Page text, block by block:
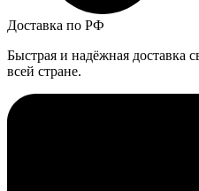
Доставка по РФ
Быстрая и надёжная доставка
всей стране.